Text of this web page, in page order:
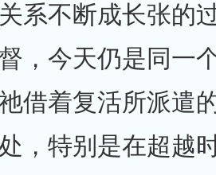
系不断成长张的
，今天仍是同一
借着复活所派遣
，特别是在超越